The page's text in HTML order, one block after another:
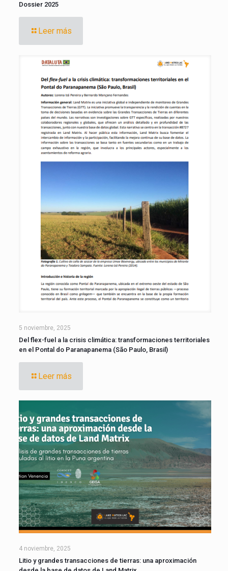
Dossier 2025
Leer más
5 noviembre, 2025
Del flex-fuel a la crisis climática: transformaciones territoriales
en el Pontal do Paranapanema (São Paulo, Brasil)
Leer más
4 noviembre, 2025
Litio y grandes transacciones de tierras: una aproximación